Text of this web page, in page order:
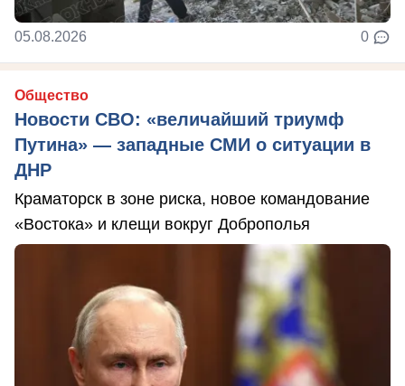
05.08.2026 0
Общество
Новости СВО: «величайший триумф
Путина» — западные СМИ о ситуации в
ДНР
Краматорск в зоне риска, новое командование
«Востока» и клещи вокруг Доброполья